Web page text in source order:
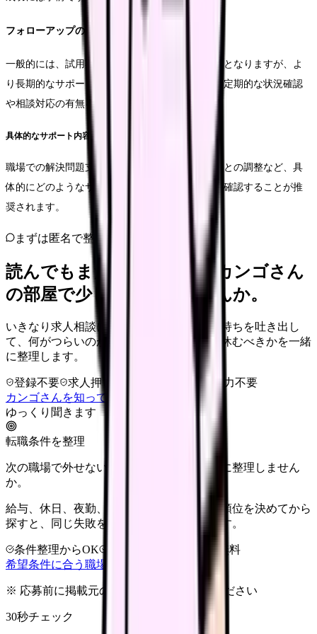
フォローアップの期間と内容
一般的には、試用期間中のフォローアップが基本となりますが、よ
り長期的なサポートを提供する場合もあります。定期的な状況確認
や相談対応の有無を確認することが重要です。
具体的なサポート内容
職場での解決問題支援や、必要に応じた医療機関との調整など、具
体的にどのようなサポートが提供されるか事前に確認することが推
奨されます。
まずは匿名で整理
読んでもまだ苦しいなら、カンゴさん
の部屋で少し話してみませんか。
いきなり求人相談には進みません。今の気持ちを吐き出し
て、何がつらいのか、辞めるべきか、少し休むべきかを一緒
に整理します。
登録不要 求人押し売りなし
病院名は入力不要
カンゴさんを知ってから相談する
ゆっくり聞きます
転職条件を整理
次の職場で外せない条件を、求人を見る前に整理しません
か。
給与、休日、夜勤、通勤、人間関係。優先順位を決めてから
探すと、同じ失敗を繰り返しにくくなります。
条件整理からOK
完全無料
希望条件に合う職場を相談する
※ 応募前に掲載元の最新情報を確認してください
30秒チェック